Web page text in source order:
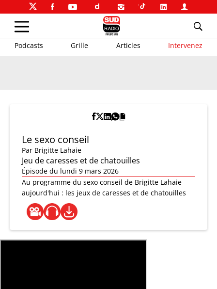
Podcasts Grille Articles Intervenez
Le sexo conseil
Par Brigitte Lahaie
Jeu de caresses et de chatouilles
Épisode du lundi 9 mars 2026
Au programme du sexo conseil de Brigitte Lahaie
aujourd'hui : les jeux de caresses et de chatouilles